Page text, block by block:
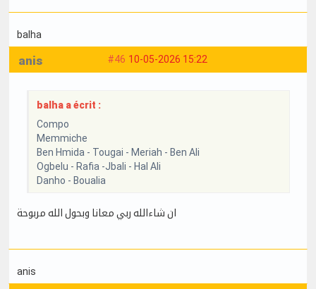
balha
#46 10-05-2026 15:22
anis
balha a écrit :
Compo
Memmiche
Ben Hmida - Tougai - Meriah - Ben Ali
Ogbelu - Rafia -Jbali - Hal Ali
Danho - Boualia
ان شاءالله ربي معانا وبحول الله مربوحة
anis